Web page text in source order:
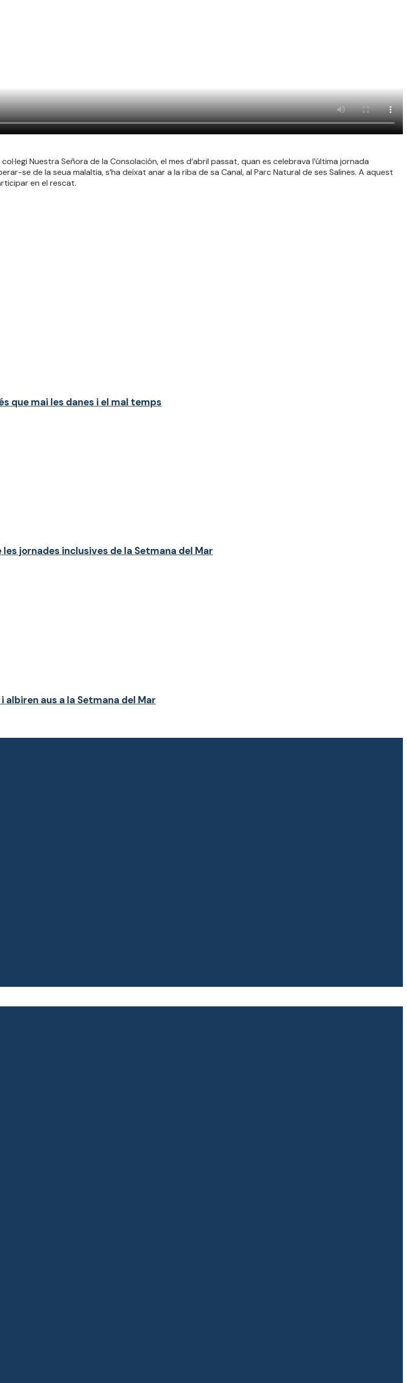
Nuestra Señora de la Consolación, el mes d’abril passat, quan es celebrava l’última jornada
se de la seua malaltia, s’ha deixat anar a la riba de sa Canal, al Parc Natural de ses Salines. A aquest
en el rescat.
que mai les danes i el mal temps
jornades inclusives de la Setmana del Mar
aus a la Setmana del Mar